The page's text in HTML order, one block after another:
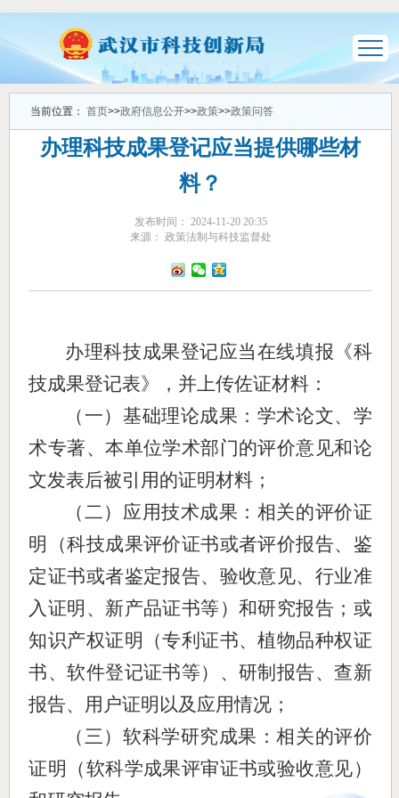
当前位置： 首页>>政府信息公开>>政策>>政策问答
办理科技成果登记应当提供哪些材
料？
发布时间： 2024-11-20 20:35
来源： 政策法制与科技监督处
办理科技成果登记应当在线填报《科
技成果登记表》
，并上传佐证材料：
（一）基础理论成果：学术论文、学
术专著、本单位学术部门的评价意见和论
文发表后被引用的证明材料；
（二）应用技术成果：相关的评价证
明（科技成果评价证书或者评价报告、鉴
定证书或者鉴定报告、验收意见、行业准
入证明、新产品证书等）和研究报告；或
知识产权证明（专利证书、植物品种权证
书、软件登记证书等）、研制报告、查新
报告、用户证明以及应用情况；
（三）软科学研究成果：相关的评价
证明（软科学成果评审证书或验收意见）